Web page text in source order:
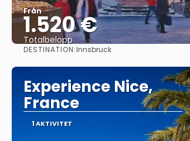
Från
1.520 €
Totalbelopp
Se
DESTINATION:Innsbruck
Experience Nice,
France
1 AKTIVITET